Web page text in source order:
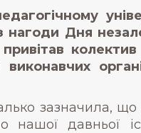
нагоди Дня
зазначила,
давньої